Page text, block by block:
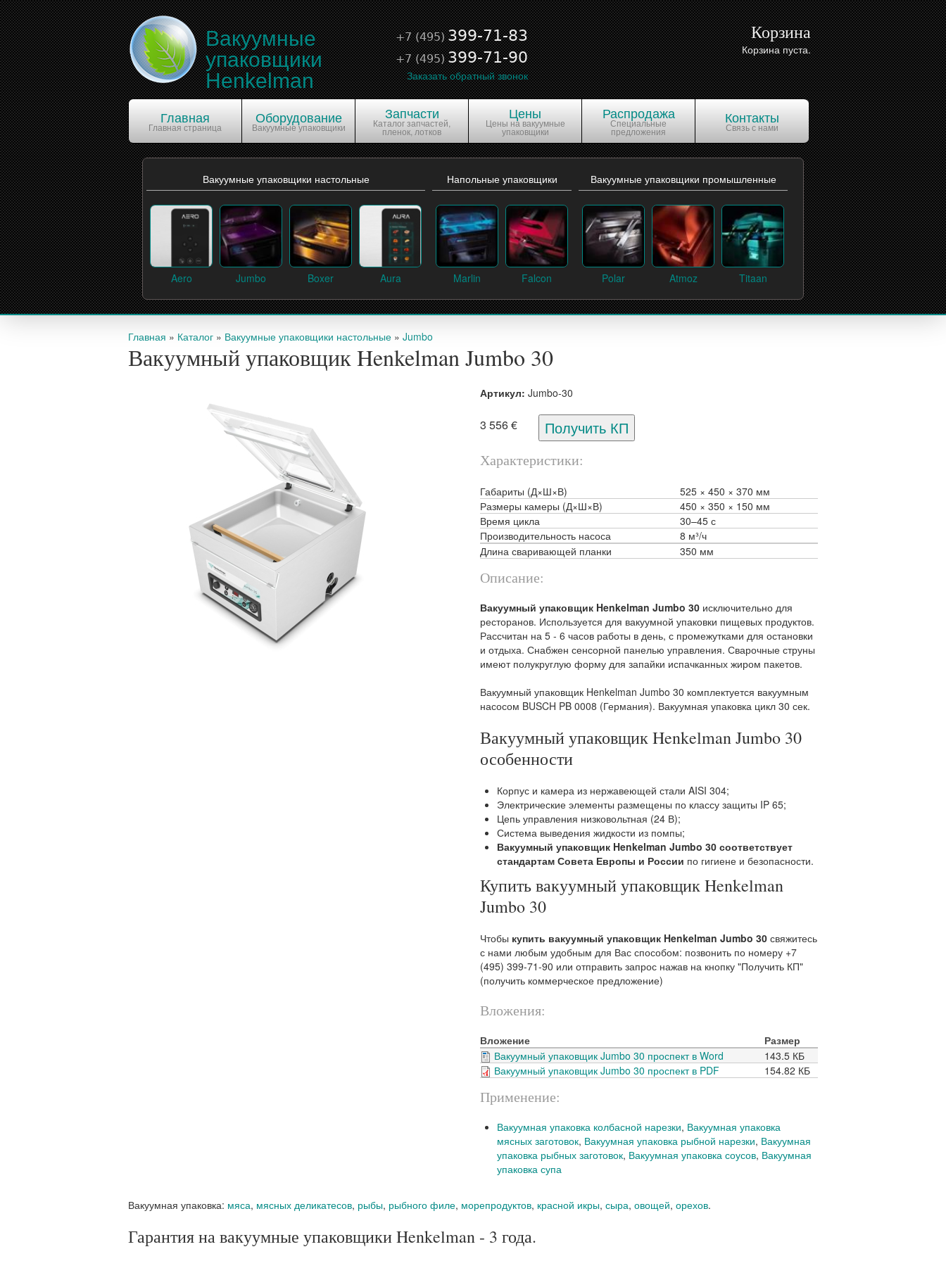
Вакуумные
упаковщики
Henkelman
+7 (495) 399-71-83
+7 (495) 399-71-90
Заказать обратный звонок
Корзина
Корзина пуста.
Главная
Главная страница
Оборудование
Вакуумные упаковщики
Запчасти
Каталог запчастей,
пленок, лотков
Цены
Цены на вакуумные
упаковщики
Распродажа
Специальные
предложения
Контакты
Связь с нами
Вакуумные упаковщики настольные
Aero Jumbo Boxer Aura
Напольные упаковщики
Marlin Falcon
Вакуумные упаковщики промышленные
Polar Atmoz Titaan
Вы здесь
Главная » Каталог » Вакуумные упаковщики настольные » Jumbo
Вакуумный упаковщик Henkelman Jumbo 30
Артикул: Jumbo-30
3 556 €
Характеристики
Габариты (Д×Ш×В) 525 450
370 мм
Размеры камеры (Д×Ш×В)
450 350
150 мм
Время цикла
30–45 с
Производительность насоса
8 м³/ч
Длина сваривающей планки
350 мм
Описание:
Вакуумный упаковщик Henkelman Jumbo 30исключительно для
ресторанов. Используется для вакуумной упаковки пищевых продуктов.
Рассчитан на 5 - 6 часов работы в день, с промежутками для остановки
и отдыха. Снабжен сенсорной панелью управления. Сварочные струны
имеют полукруглую форму для запайки испачканных жиром пакетов.
Вакуумный упаковщик Henkelman Jumbo 30 комплектуется вакуумным
насосом BUSCH PB 0008 (Германия). Вакуумная упаковка цикл 30 сек.
Вакуумный упаковщик HenkelmanJumbo 30
особенности
Корпус и камера из нержавеющей стали AISI 304;
Электрические элементы размещены по классу защиты IP 65;
Цепь управления низковольтная (24 В);
Система выведения жидкости из помпы;
Вакуумный упаковщик Henkelman Jumbo 30 соответствует
стандартам Совета Европы и России по гигиене и безопасности.
Купить вакуумный упаковщик Henkelman
Jumbo 30
Чтобы купить вакуумный упаковщик Henkelman Jumbo 30свяжитесь
с нами любым удобным для Вас способом: позвонить по номеру +7
(495) 399-71-90 или отправить запрос нажав на кнопку "Получить КП"
(получить коммерческое предложение)
Вложения:
Вложение
Размер
Вакуумный упаковщик Jumbo 30 проспект в Word
143.5 КБ
Вакуумный упаковщик Jumbo 30 проспект в PDF
154.82 КБ
Применение:
Вакуумная упаковка колбасной нарезки, Вакуумная упаковка
мясных заготовок, Вакуумная упаковка рыбной нарезки, Вакуумная
упаковка рыбных заготовок, Вакуумная упаковка соусов, Вакуумная
упаковка супа
Вакуумная упаковка: мяса, мясных деликатесов, рыбы, рыбного филе, морепродуктов, красной икры, сыра, овощей, орехов.
Гарантия на вакуумные упаковщики Henkelman - 3 года.